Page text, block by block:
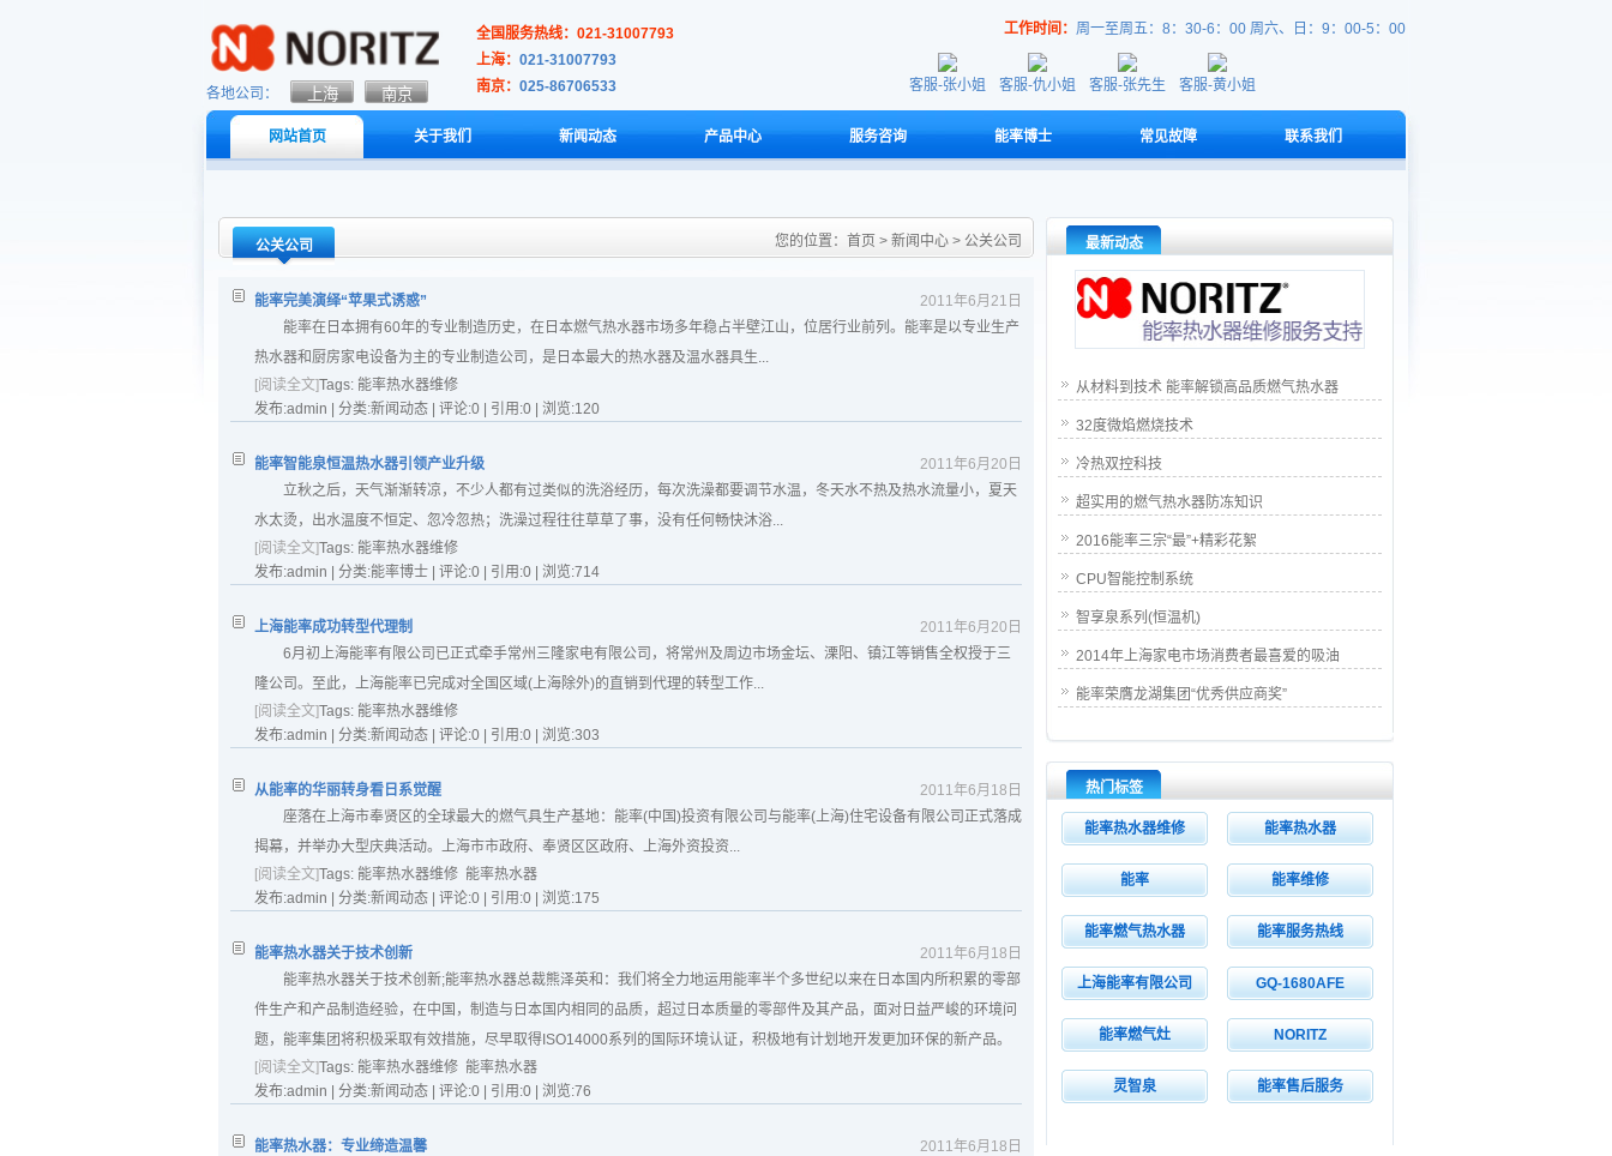
各地公司：
全国服务热线：021-31007793
上海： 021-31007793
南京： 025-86706533
工作时间： 周一至周五：8：30-6：00 周六、日：9：00-5：00
客服-张小姐 客服-仇小姐 客服-张先生 客服-黄小姐
网站首页 关于我们 新闻动态 产品中心 服务咨询 能率博士 常见故障 联系我们
公关公司 您的位置： 首页 > 新闻中心 > 公关公司
2011年6月21日
能率完美演绎“苹果式诱惑”
能率在日本拥有60年的专业制造历史，在日本燃气热水器市场多年稳占半壁江山，位居行业前列。能率是以专业生产
热水器和厨房家电设备为主的专业制造公司，是日本最大的热水器及温水器具生...
[阅读全文]Tags: 能率热水器维修
发布:admin | 分类:新闻动态 | 评论:0 | 引用:0 | 浏览:120
2011年6月20日
能率智能泉恒温热水器引领产业升级
立秋之后，天气渐渐转凉，不少人都有过类似的洗浴经历，每次洗澡都要调节水温，冬天水不热及热水流量小，夏天
水太烫，出水温度不恒定、忽冷忽热；洗澡过程往往草草了事，没有任何畅快沐浴...
[阅读全文]Tags: 能率热水器维修
发布:admin | 分类:能率博士 | 评论:0 | 引用:0 | 浏览:714
2011年6月20日
上海能率成功转型代理制
6月初上海能率有限公司已正式牵手常州三隆家电有限公司，将常州及周边市场金坛、溧阳、镇江等销售全权授于三
隆公司。至此，上海能率已完成对全国区域(上海除外)的直销到代理的转型工作...
[阅读全文]Tags: 能率热水器维修
发布:admin | 分类:新闻动态 | 评论:0 | 引用:0 | 浏览:303
2011年6月18日
从能率的华丽转身看日系觉醒
座落在上海市奉贤区的全球最大的燃气具生产基地：能率(中国)投资有限公司与能率(上海)住宅设备有限公司正式落成
揭幕，并举办大型庆典活动。上海市市政府、奉贤区区政府、上海外资投资...
[阅读全文]Tags: 能率热水器维修 能率热水器
发布:admin | 分类:新闻动态 | 评论:0 | 引用:0 | 浏览:175
2011年6月18日
能率热水器关于技术创新
能率热水器关于技术创新;能率热水器总裁熊泽英和：我们将全力地运用能率半个多世纪以来在日本国内所积累的零部
件生产和产品制造经验，在中国，制造与日本国内相同的品质，超过日本质量的零部件及其产品，面对日益严峻的环境问
题，能率集团将积极采取有效措施，尽早取得ISO14000系列的国际环境认证，积极地有计划地开发更加环保的新产品。
[阅读全文]Tags: 能率热水器维修 能率热水器
发布:admin | 分类:新闻动态 | 评论:0 | 引用:0 | 浏览:76
2011年6月18日
能率热水器：专业缔造温馨
最新动态
从材料到技术 能率解锁高品质燃气热水器
32度微焰燃烧技术
冷热双控科技
超实用的燃气热水器防冻知识
2016能率三宗“最”+精彩花絮
CPU智能控制系统
智享泉系列(恒温机)
2014年上海家电市场消费者最喜爱的吸油
能率荣膺龙湖集团“优秀供应商奖”
热门标签
能率热水器维修 能率热水器
能率 能率维修
能率燃气热水器 能率服务热线
上海能率有限公司 GQ-1680AFE
能率燃气灶 NORITZ
灵智泉 能率售后服务